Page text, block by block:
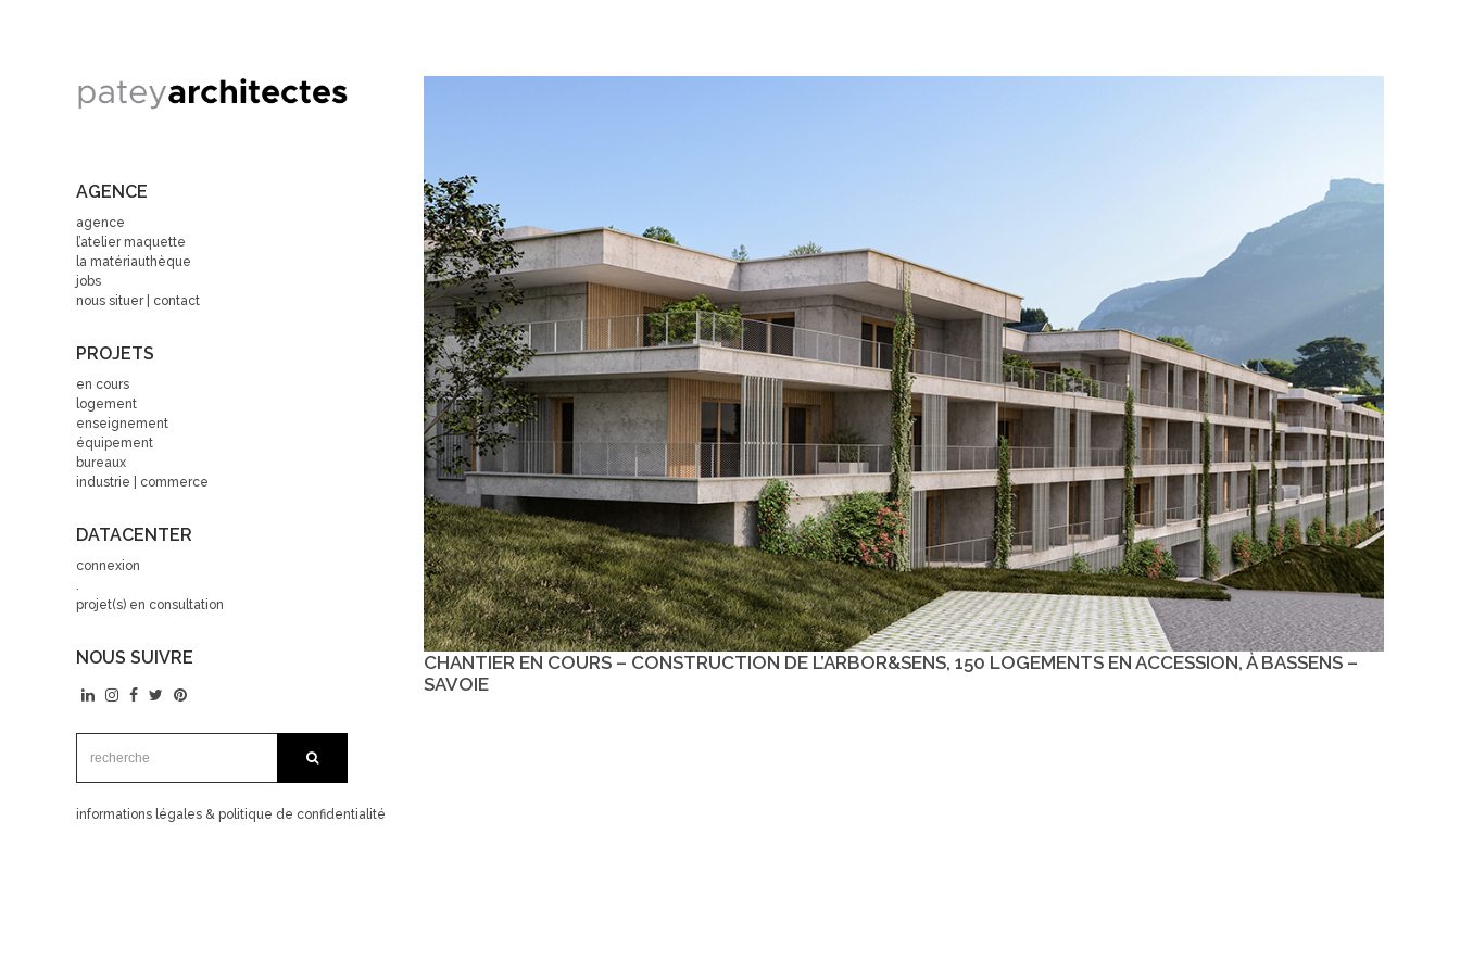
AGENCE
agence
l’atelier maquette
la matériauthèque
jobs
nous situer | contact
PROJETS
en cours
logement
enseignement
équipement
bureaux
industrie | commerce
DATACENTER
connexion
.
projet(s) en consultation
NOUS SUIVRE
informations légales & politique de confidentialité
CHANTIER EN COURS – CONSTRUCTION DE L’ARBOR&SENS, 150 LOGEMENTS EN ACCESSION, À BASSENS –
SAVOIE